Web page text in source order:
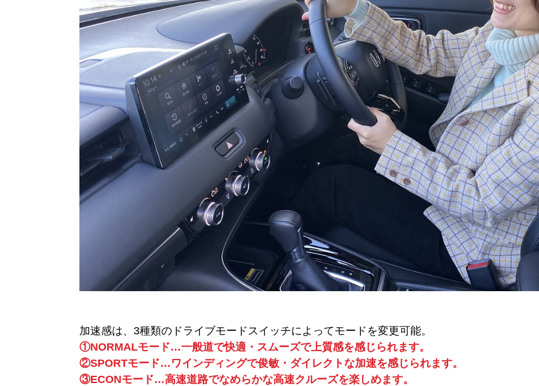
加速感は、3種類のドライブモードスイッチによってモードを変更可能。
①NORMALモード…一般道で快適・スムーズで上質感を感じられます。
②SPORTモード…ワインディングで俊敏・ダイレクトな加速を感じられます。
③ECONモード…高速道路でなめらかな高速クルーズを楽しめます。